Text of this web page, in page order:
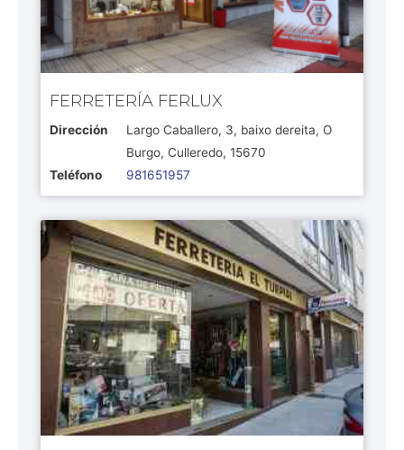
FERRETERÍA FERLUX
Dirección
Largo Caballero, 3, baixo dereita, O
Burgo, Culleredo, 15670
Teléfono
981651957